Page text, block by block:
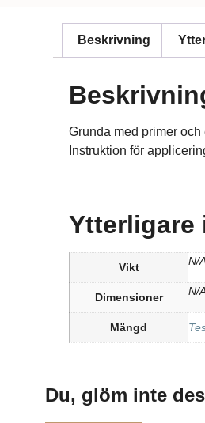
Beskrivning
Grunda med primer
Instruktion för
Ytterligare
Vikt N/
Dimensioner N/
Mängd
Du, glöm inte